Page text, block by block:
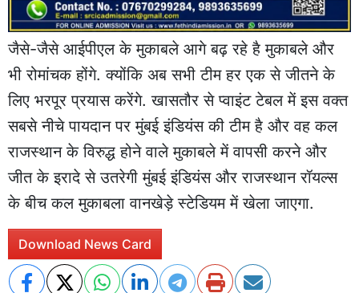
जैसे-जैसे आईपीएल के मुकाबले आगे बढ़ रहे है मुकाबले और
भी रोमांचक होंगे. क्योंकि अब सभी टीम हर एक से जीतने के
लिए भरपूर प्रयास करेंगे. खासतौर से प्वाइंट टेबल में इस वक्त
सबसे नीचे पायदान पर मुंबई इंडियंस की टीम है और वह कल
राजस्थान के विरुद्ध होने वाले मुकाबले में वापसी करने और
जीत के इरादे से उतरेगी मुंबई इंडियंस और राजस्थान रॉयल्स
के बीच कल मुकाबला वानखेड़े स्टेडियम में खेला जाएगा.
Download News Card